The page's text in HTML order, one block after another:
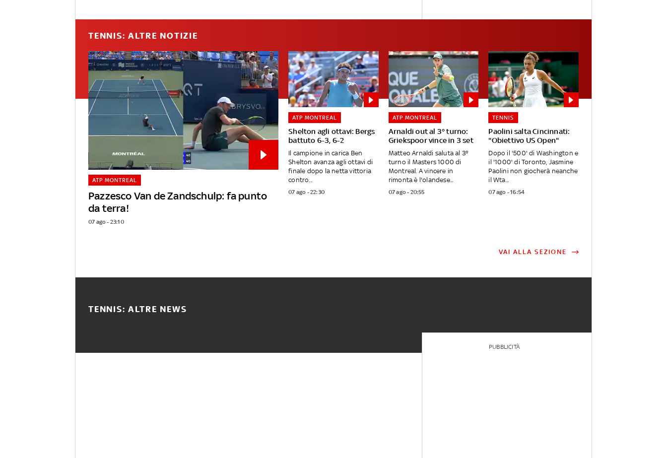
TENNIS: ALTRE NOTIZIE
Pazzesco Van de Zandschulp: fa punto
da terra!
ATP MONTREAL
07 ago - 23:10
Shelton agli ottavi: Bergs
battuto 6-3, 6-2
ATP MONTREAL
Il campione in carica Ben
Shelton avanza agli ottavi di
finale dopo la netta vittoria
contro...
07 ago - 22:30
Arnaldi out al 3° turno:
Griekspoor vince in 3 set
ATP MONTREAL
Matteo Arnaldi saluta al 3°
turno il Masters 1000 di
Montreal. A vincere in
rimonta è l'olandese...
07 ago - 20:55
Paolini salta Cincinnati:
"Obiettivo US Open"
TENNIS
Dopo il '500' di Washington e
il '1000' di Toronto, Jasmine
Paolini non giocherà neanche
il Wta...
07 ago - 16:54
VAI ALLA SEZIONE
TENNIS: ALTRE NEWS
PUBBLICITÀ